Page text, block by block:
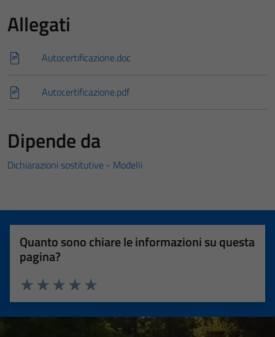
Allegati
Autocertificazione.doc
Autocertificazione.pdf
Dipende da
Dichiarazioni sostitutive - Modelli
Quanto sono chiare le informazioni su questa
pagina?
Valuta 5 stelle su 5
Valuta 4 stelle su 5
Valuta 3 stelle su 5
Valuta 2 stelle su 5
Valuta 1 stelle su 5